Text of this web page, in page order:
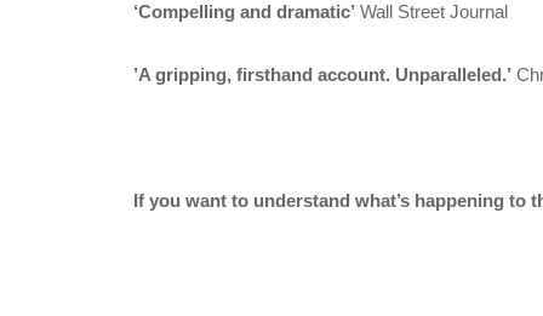
‘Compelling and dramatic’ Wall Street Journal
’A gripping, firsthand account. Unparalleled.’
If you want to understand what’s happening to